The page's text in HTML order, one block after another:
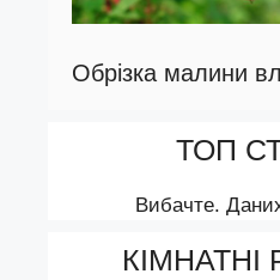
Обрізка малини
ТОП
Вибачте.